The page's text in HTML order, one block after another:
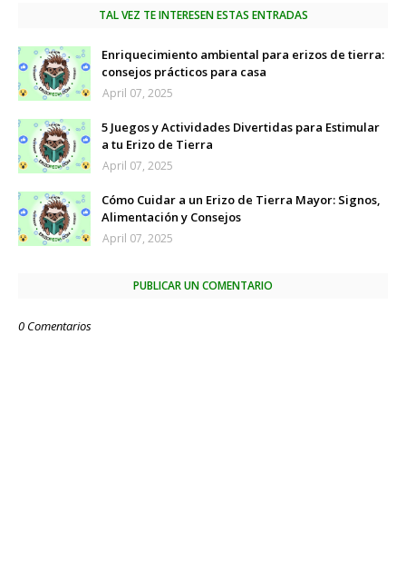
TAL VEZ TE INTERESEN ESTAS ENTRADAS
Enriquecimiento ambiental para erizos de tierra:
consejos prácticos para casa
April 07, 2025
5 Juegos y Actividades Divertidas para Estimular
a tu Erizo de Tierra
April 07, 2025
Cómo Cuidar a un Erizo de Tierra Mayor: Signos,
Alimentación y Consejos
April 07, 2025
PUBLICAR UN COMENTARIO
0 Comentarios